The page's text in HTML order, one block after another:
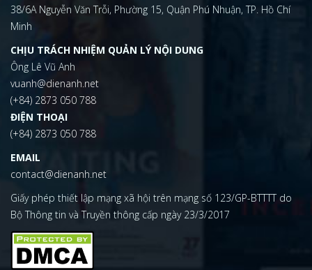
38/6A Nguyễn Văn Trỗi, Phường 15, Quận Phú Nhuận, TP. Hồ Chí
Minh
CHỊU TRÁCH NHIỆM QUẢN LÝ NỘI DUNG
Ông Lê Vũ Anh
vuanh@dienanh.net
(+84) 2873 050 788
ĐIỆN THOẠI
(+84) 2873 050 788
EMAIL
contact@dienanh.net
Giấy phép thiết lập mạng xã hội trên mạng số 123/GP-BTTTT do
Bộ Thông tin và Truyền thông cấp ngày 23/3/2017